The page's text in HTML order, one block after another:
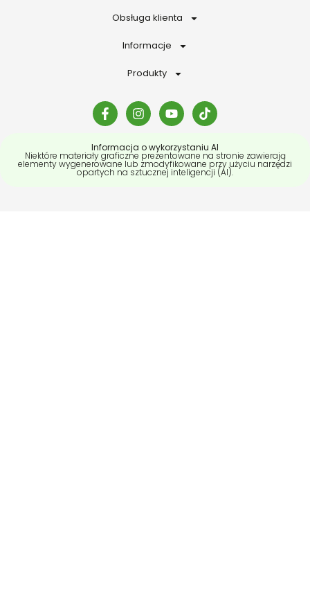
Obsługa klienta
Informacje
Produkty
Informacja o wykorzystaniu AI
Niektóre materiały graficzne prezentowane na stronie zawierają
elementy wygenerowane lub zmodyfikowane przy użyciu narzędzi
opartych na sztucznej inteligencji (AI).